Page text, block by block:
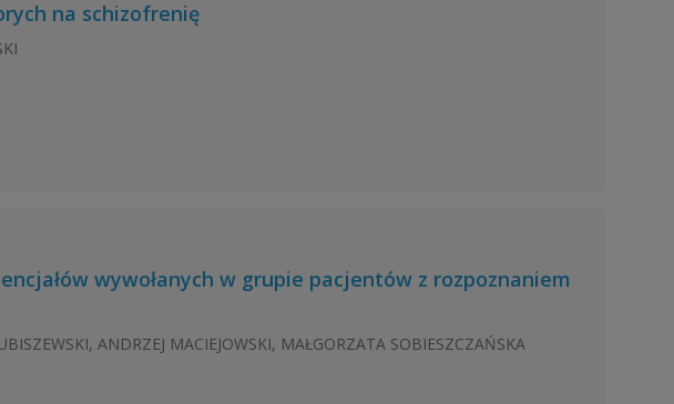
na schizofrenię
wywołanych w grupie pacjentów z rozpoznaniem
ANDRZEJ MACIEJOWSKI, MAŁGORZATA SOBIESZCZAŃSKA